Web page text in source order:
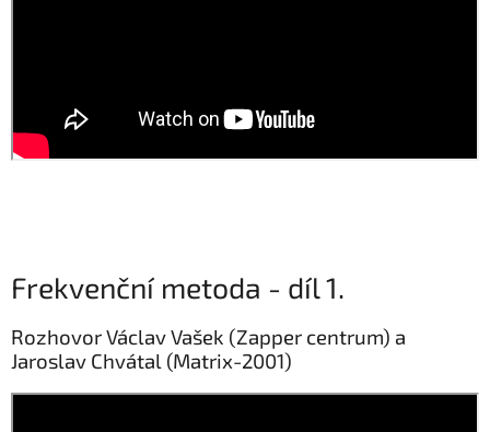
Frekvenční metoda - díl 1.
Rozhovor Václav Vašek (Zapper centrum) a
Jaroslav Chvátal (Matrix-2001)